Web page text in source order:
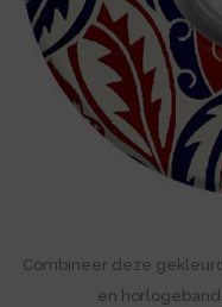
Combineer deze
en